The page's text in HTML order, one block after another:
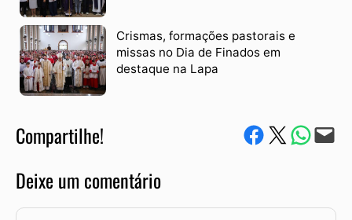
Crismas, formações pastorais e
missas no Dia de Finados em
destaque na Lapa
Compartilhe! Compartilhe no Facebook
Compartilhe no Twitter
Compartile via
Envie via e-mail
Deixe um comentário
Comentário